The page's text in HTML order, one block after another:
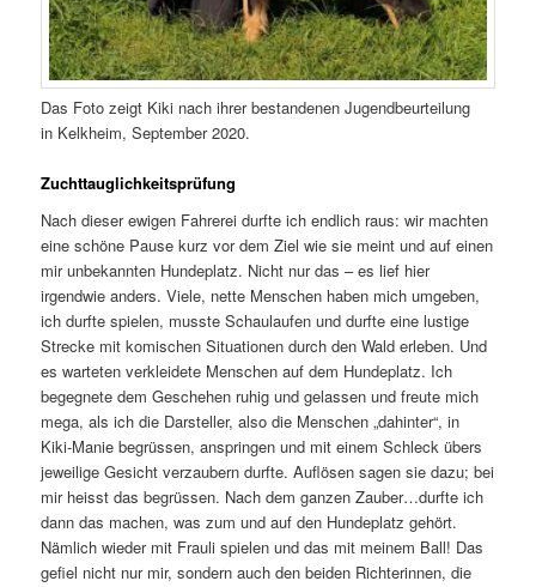
Das Foto zeigt Kiki nach ihrer bestandenen Jugendbeurteilung
in Kelkheim, September 2020.
Zuchttauglichkeitsprüfung
Nach dieser ewigen Fahrerei durfte ich endlich raus: wir machten
eine schöne Pause kurz vor dem Ziel wie sie meint und auf einen
mir unbekannten Hundeplatz. Nicht nur das – es lief hier
irgendwie anders. Viele, nette Menschen haben mich umgeben,
ich durfte spielen, musste Schaulaufen und durfte eine lustige
Strecke mit komischen Situationen durch den Wald erleben. Und
es warteten verkleidete Menschen auf dem Hundeplatz. Ich
begegnete dem Geschehen ruhig und gelassen und freute mich
mega, als ich die Darsteller, also die Menschen „dahinter“, in
Kiki-Manie begrüssen, anspringen und mit einem Schleck übers
jeweilige Gesicht verzaubern durfte. Auflösen sagen sie dazu; bei
mir heisst das begrüssen. Nach dem ganzen Zauber…durfte ich
dann das machen, was zum und auf den Hundeplatz gehört.
Nämlich wieder mit Frauli spielen und das mit meinem Ball! Das
gefiel nicht nur mir, sondern auch den beiden Richterinnen, die